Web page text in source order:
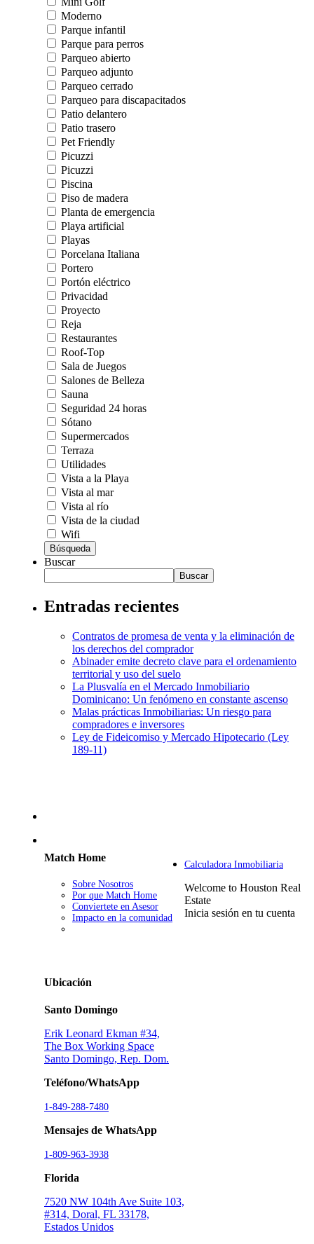
Moderno
Parque infantil
Parque para perros
Parqueo abierto
Parqueo adjunto
Parqueo cerrado
Parqueo para discapacitados
Patio delantero
Patio trasero
Pet Friendly
Picuzzi
Picuzzi
Piscina
Piso de madera
Planta de emergencia
Playa artificial
Playas
Porcelana Italiana
Portero
Portón eléctrico
Privacidad
Proyecto
Reja
Restaurantes
Roof-Top
Sala de Juegos
Salones de Belleza
Sauna
Seguridad 24 horas
Sótano
Supermercados
Terraza
Utilidades
Vista a la Playa
Vista al mar
Vista al río
Vista de la ciudad
Wifi
Búsqueda
Buscar
Buscar
Entradas recientes
Contratos de promesa de venta y la eliminación de
los derechos del comprador
Abinader emite decreto clave para el ordenamiento
territorial y uso del suelo
La Plusvalía en el Mercado Inmobiliario
Dominicano: Un fenómeno en constante ascenso
Malas prácticas Inmobiliarias: Un riesgo para
compradores e inversores
Ley de Fideicomiso y Mercado Hipotecario (Ley
189-11)
Match Home
Sobre Nosotros
Por que Match Home
Conviertete en Asesor
Impacto en la comunidad
Ubicación
Santo Domingo
Erik Leonard Ekman #34,
The Box Working Space
Santo Domingo, Rep. Dom.
Teléfono/WhatsApp
1-849-288-7480
Mensajes de WhatsApp
1-809-963-3938
Florida
7520 NW 104th Ave Suite 103,
#314, Doral, FL 33178,
Estados Unidos
Calculadora Inmobiliaria
Welcome to Houston Real
Estate
Inicia sesión en tu cuenta